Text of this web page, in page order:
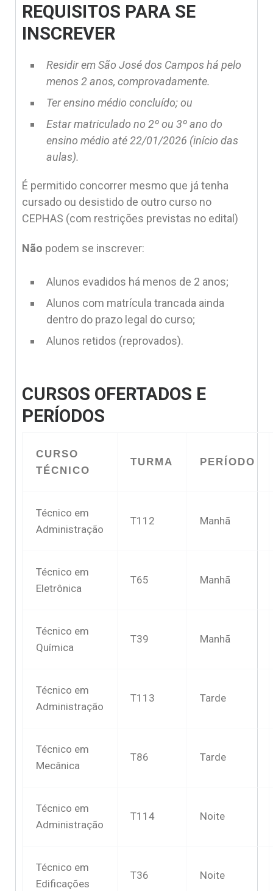
REQUISITOS PARA SE
INSCREVER
Residir em São José dos Campos há pelo
menos 2 anos, comprovadamente.
Ter ensino médio concluído; ou
Estar matriculado no 2º ou 3º ano do
ensino médio até 22/01/2026 (início das
aulas).
É permitido concorrer mesmo que já tenha
cursado ou desistido de outro curso no
CEPHAS (com restrições previstas no edital)
Não podem se inscrever:
Alunos evadidos há menos de 2 anos;
Alunos com matrícula trancada ainda
dentro do prazo legal do curso;
Alunos retidos (reprovados).
CURSOS OFERTADOS E
PERÍODOS
CURSO
TÉCNICO
TURMA PERÍODO
Técnico em
Administração
T112 Manhã
Técnico em
Eletrônica
T65 Manhã
Técnico em
Química
T39 Manhã
Técnico em
Administração
T113 Tarde
Técnico em
Mecânica
T86 Tarde
Técnico em
Administração
T114 Noite
Técnico em
Edificações
T36 Noite